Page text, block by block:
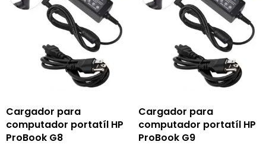
Cargador para
computador portatíl HP
ProBook G8
Cargador para
computador portatíl HP
ProBook G9